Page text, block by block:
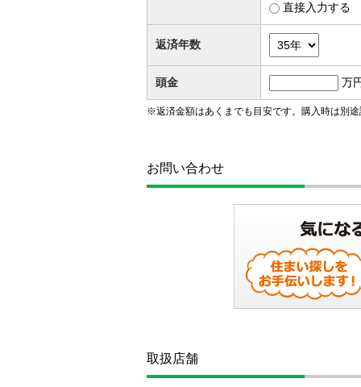
直接入力する
返済年数
頭金 万
※返済金額はあくまでも目安です。購入時は別
お問い合わせ
取扱店舗